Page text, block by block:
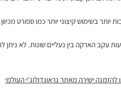
יותר בשימוש קיצוני יותר כמו ספורט
עקב הארקה בין נעליים שונות. לא ניתן
ישירה מאתר גראונדולוג'י העולמי